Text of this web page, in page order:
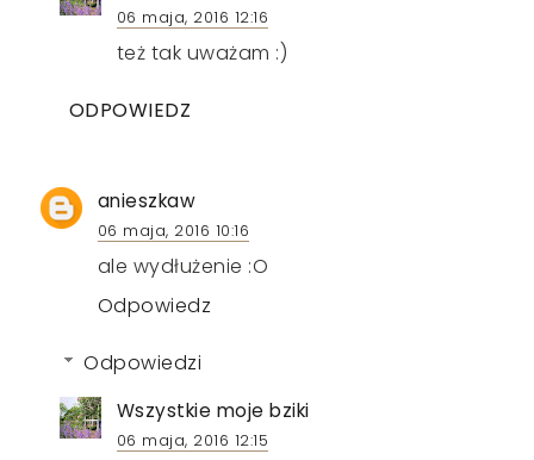
06 maja, 2016 12:16
też tak uważam :)
ODPOWIEDZ
anieszkaw
06 maja, 2016 10:16
ale wydłużenie :O
Odpowiedz
Odpowiedzi
Wszystkie moje bziki
06 maja, 2016 12:15